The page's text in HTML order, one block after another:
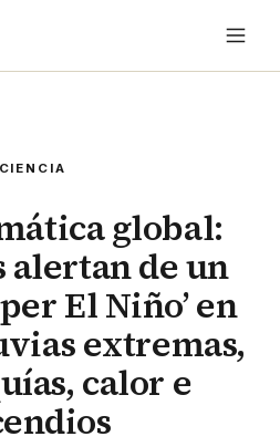
CIENCIA
global:
de un
El Niño’ en
extremas,
calor e